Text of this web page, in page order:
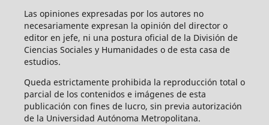
Las opiniones expresadas por los autores no
necesariamente expresan la opinión del director o
editor en jefe, ni una postura oficial de la División de
Ciencias Sociales y Humanidades o de esta casa de
estudios.
Queda estrictamente prohibida la reproducción total o
parcial de los contenidos e imágenes de esta
publicación con fines de lucro, sin previa autorización
de la Universidad Autónoma Metropolitana.